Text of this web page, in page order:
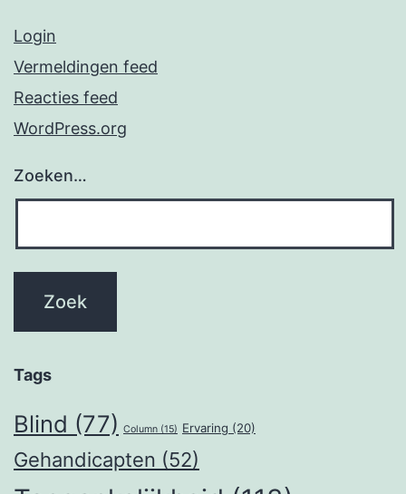
Login
Vermeldingen feed
Reacties feed
WordPress.org
Zoeken…
Tags
Blind (77) Column (15) Ervaring (20)
Gehandicapten (52)